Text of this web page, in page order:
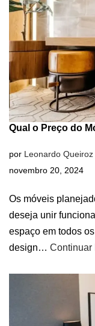
Qual o Preço do
por Leonardo Queiroz
novembro 20, 2024
Os móveis
deseja unir
espaço em todos
design…